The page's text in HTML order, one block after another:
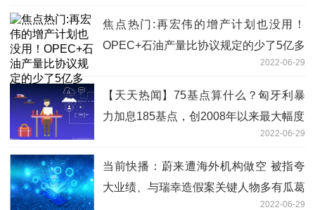
焦点热门:再宏伟的增产计划也没用！
OPEC+石油产量比协议规定的少了5亿多
2022-06-29
【天天热闻】75基点算什么？匈牙利暴
力加息185基点，创2008年以来最大幅度
2022-06-29
当前快播：蔚来遭海外机构做空 被指夸
大业绩、与瑞幸造假案关键人物多有瓜葛
2022-06-29